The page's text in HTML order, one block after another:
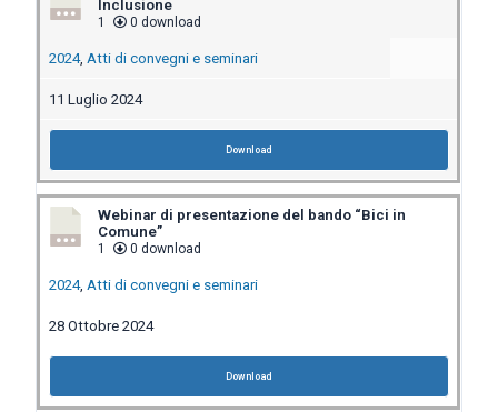
Inclusione
1 0 download
2024, Atti di convegni e seminari
11 Luglio 2024
Download
Webinar di presentazione del bando “Bici in
Comune”
1 0 download
2024, Atti di convegni e seminari
28 Ottobre 2024
Download